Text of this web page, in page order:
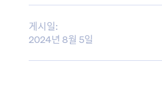
게시일:
2024년 8월 5일